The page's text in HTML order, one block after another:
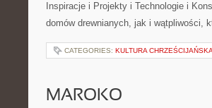
Inspiracje i Projekty i Technologie i
domów drewnianych, jak i wątpliwości,
CATEGORIES: KULTURA CHRZEŚCIJAŃSKA
MAROKO